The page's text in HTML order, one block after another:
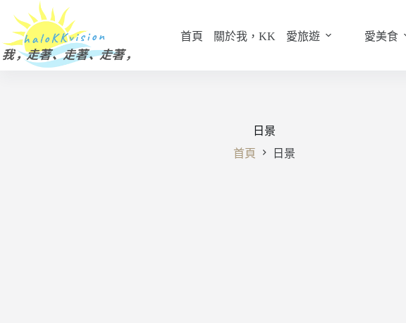
主
要
首頁 關於我，KK 愛旅遊 愛美食
日景
首頁
日景